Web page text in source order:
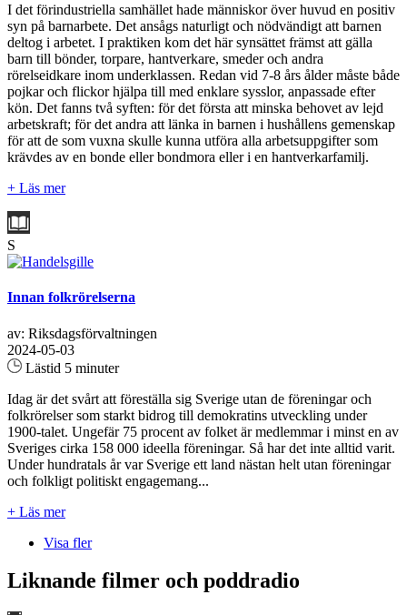
I det förindustriella samhället hade människor över huvud en positiv
syn på barnarbete. Det ansågs naturligt och nödvändigt att barnen
deltog i arbetet. I praktiken kom det här synsättet främst att gälla
barn till bönder, torpare, hantverkare, smeder och andra
rörelseidkare inom underklassen. Redan vid 7-8 års ålder måste både
pojkar och flickor hjälpa till med enklare sysslor, anpassade efter
kön. Det fanns två syften: för det första att minska behovet av lejd
arbetskraft; för det andra att länka in barnen i hushållens gemenskap
för att de som vuxna skulle kunna utföra alla arbetsuppgifter som
krävdes av en bonde eller bondmora eller i en hantverkarfamilj.
+ Läs mer
S
Innan folkrörelserna
av: Riksdagsförvaltningen
2024-05-03
Lästid 5 minuter
Idag är det svårt att föreställa sig Sverige utan de föreningar och
folkrörelser som starkt bidrog till demokratins utveckling under
1900-talet. Ungefär 75 procent av folket är medlemmar i minst en av
Sveriges cirka 158 000 ideella föreningar. Så har det inte alltid varit.
Under hundratals år var Sverige ett land nästan helt utan föreningar
och folkligt politiskt engagemang...
+ Läs mer
Visa fler
Liknande filmer och poddradio